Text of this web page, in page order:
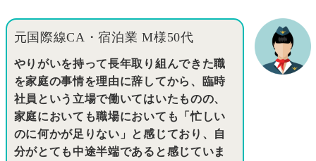
元国際線CA・宿泊業 M様50代
やりがいを持って長年取り組んできた職
を家庭の事情を理由に辞してから、臨時
社員という立場で働いてはいたものの、
家庭においても職場においても「忙しい
のに何かが足りない」と感じており、自
分がとても中途半端であると感じていま